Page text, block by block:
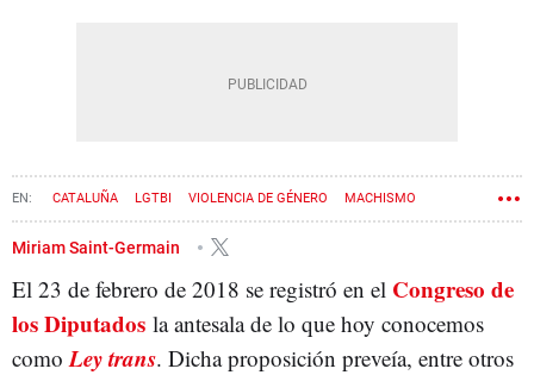
CATALUÑA LGTBI VIOLENCIA DE GÉNERO MACHISMO
TRANSEXUALIDAD
Miriam Saint-Germain
El 23 de febrero de 2018 se registró en el Congreso de
los Diputados la antesala de lo que hoy conocemos
comoLey trans. Dicha proposición preveía, entre otros